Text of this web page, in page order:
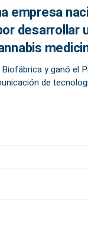
empresa
desarrollar
y ganó el
de